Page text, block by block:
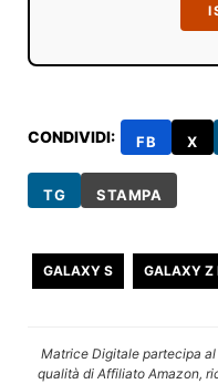
CONDIVIDI: FB X
TG STAMPA
GALAXY S GALAXY Z
Matrice Digitale partecipa
qualità di Affiliato Amazon,